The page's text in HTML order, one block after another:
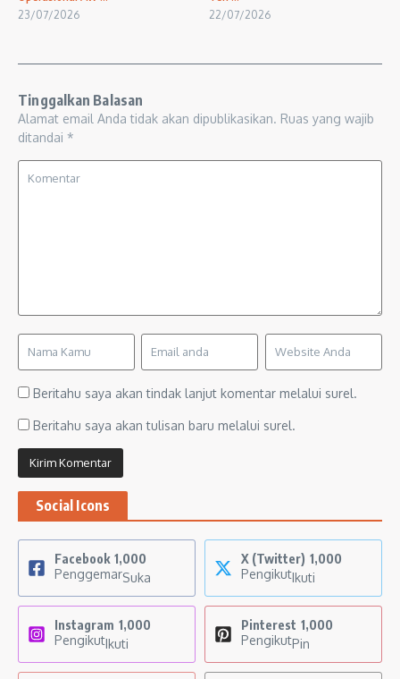
23/07/2026 22/07/2026
Tinggalkan Balasan
Alamat email Anda tidak akan dipublikasikan. Ruas yang wajib
ditandai *
Beritahu saya akan tindak lanjut komentar melalui surel.
Beritahu saya akan tulisan baru melalui surel.
Social Icons
Facebook 1,000
PenggemarSuka
X (Twitter) 1,000
PengikutIkuti
Instagram 1,000
PengikutIkuti
Pinterest 1,000
PengikutPin